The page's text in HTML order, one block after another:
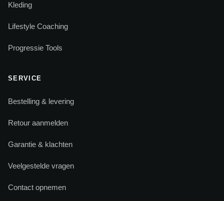
Kleding
Lifestyle Coaching
Progressie Tools
SERVICE
Bestelling & levering
Retour aanmelden
Garantie & klachten
Veelgestelde vragen
Contact opnemen